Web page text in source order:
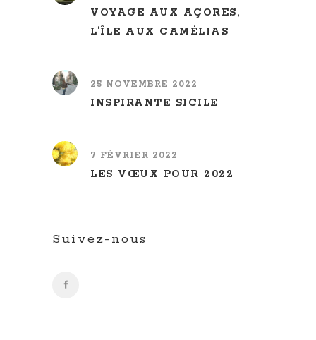
VOYAGE AUX AÇORES,
L’ÎLE AUX CAMÉLIAS
25 NOVEMBRE 2022
INSPIRANTE SICILE
7 FÉVRIER 2022
LES VŒUX POUR 2022
Suivez-nous